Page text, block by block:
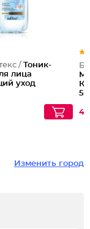
/ Тоник-
лица
уход
Изменить город